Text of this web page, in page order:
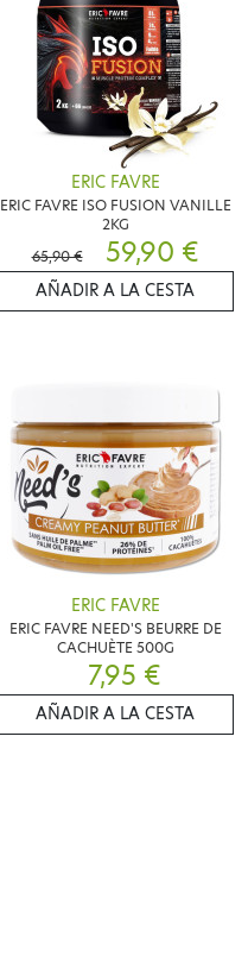
ERIC FAVRE
ERIC FAVRE ISO FUSION VANILLE
2KG
65,90 €
59,90 €
AÑADIR A LA CESTA
ERIC FAVRE
ERIC FAVRE NEED'S BEURRE DE
CACHUÈTE 500G
7,95 €
AÑADIR A LA CESTA